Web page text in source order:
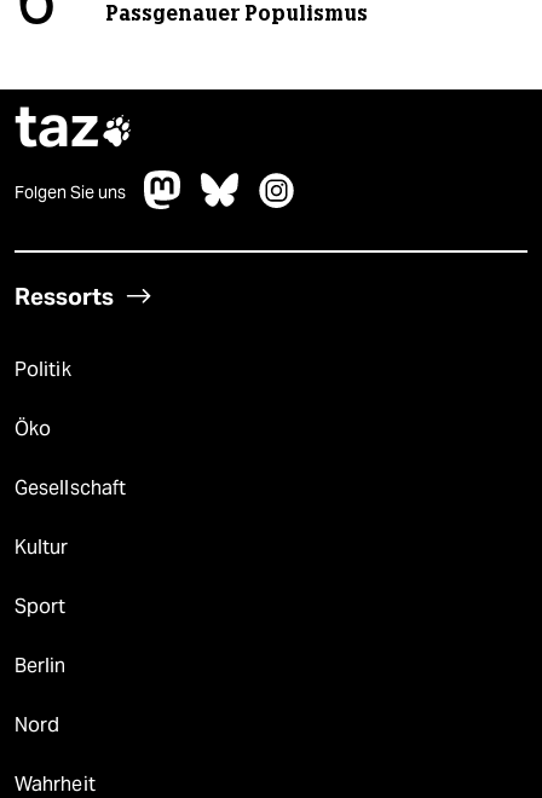
Passgenauer Populismus
taz
Folgen Sie uns
Ressorts
Politik
Öko
Gesellschaft
Kultur
Sport
Berlin
Nord
Wahrheit